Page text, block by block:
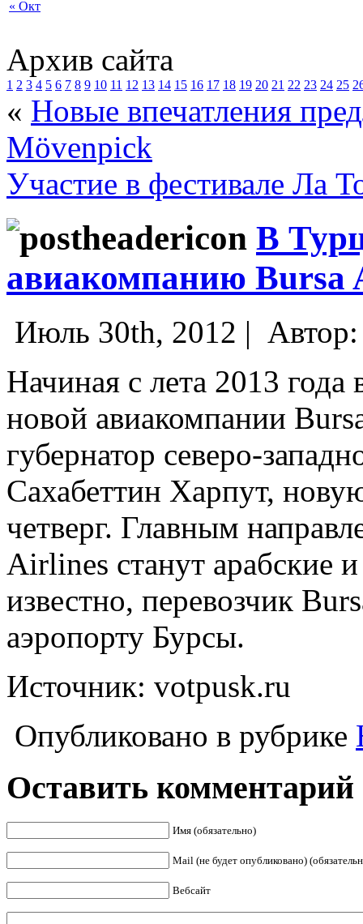
« Окт
Архив сайта
1 2 3 4 5 6 7 8 9 10 11 12 13 14 15 16 17 18 19 20 21 22 23 24 25
« Новые впечатления
Mövenpick
Участие в фестивале Ла
В
авиакомпанию Bursa
Июль 30th, 2012 |
Начиная с лета 2013 года
новой авиакомпании
губернатор северо-
Сахабеттин Харпут,
четверг. Главным
Airlines станут арабские
известно, перевозчик
аэропорту Бурсы.
Источник: votpusk.ru
Опубликовано в рубрике
Оставить комментарий
Имя (обязательно)
Mail (не будет опубликовано)
Вебсайт